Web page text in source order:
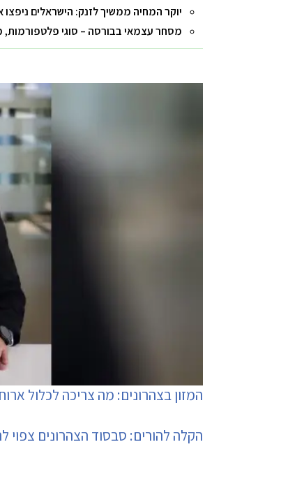
יוקר המחיה ממשיך לזנק: הישראלים
מסחר עצמאי בבורסה – סוגי פלטפורמות,
המזון בצהרונים: מה צריכה לכלול
הקלה להורים: סבסוד הצהרונים צפוי